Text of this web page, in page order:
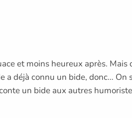
et moins heureux après.
a déjà connu un bide, donc… On
un bide aux autres